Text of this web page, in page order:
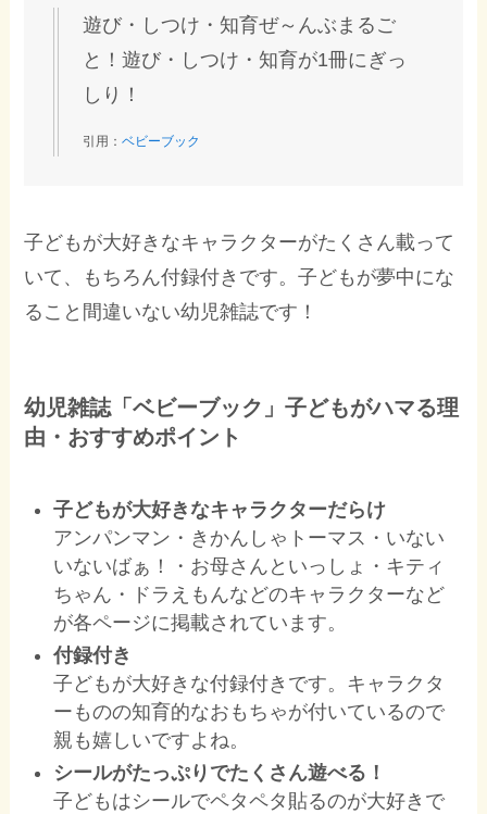
遊び・しつけ・知育ぜ～んぶまるご
と！遊び・しつけ・知育が1冊にぎっ
しり！
引用：ベビーブック
子どもが大好きなキャラクターがたくさん載って
いて、もちろん付録付きです。子どもが夢中にな
ること間違いない幼児雑誌です！
幼児雑誌「ベビーブック」子どもがハマる理
由・おすすめポイント
子どもが大好きなキャラクターだらけ
アンパンマン・きかんしゃトーマス・いない
いないばぁ！・お母さんといっしょ・キティ
ちゃん・ドラえもんなどのキャラクターなど
が各ページに掲載されています。
付録付き
子どもが大好きな付録付きです。キャラクタ
ーものの知育的なおもちゃが付いているので
親も嬉しいですよね。
シールがたっぷりでたくさん遊べる！
子どもはシールでペタペタ貼るのが大好きで